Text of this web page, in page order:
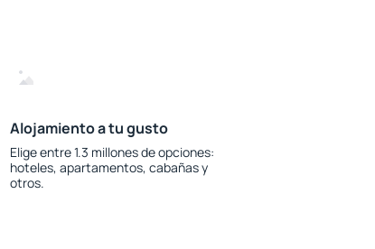
Alojamiento a tu gusto
Elige entre 1.3 millones de opciones:
hoteles, apartamentos, cabañas y
otros.